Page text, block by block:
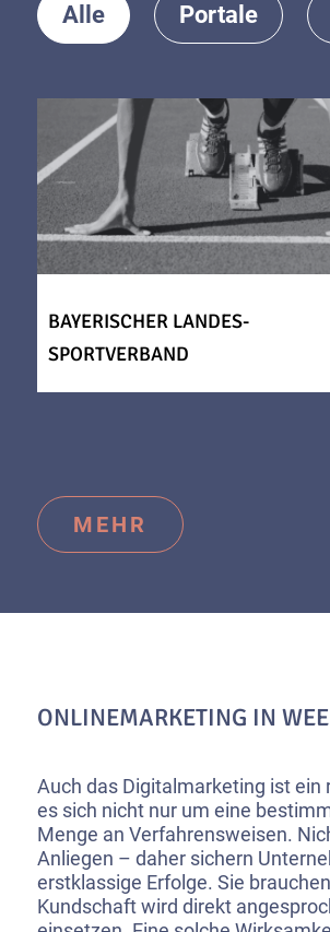
Alle Portale
BAYERISCHER LANDES-
SPORTVERBAND
MEHR
ONLINEMARKETING IN
Auch das Digitalmarketing ist
es sich nicht nur um eine
Menge an Verfahrensweisen.
Anliegen – daher sichern
erstklassige Erfolge. Sie
Kundschaft wird direkt